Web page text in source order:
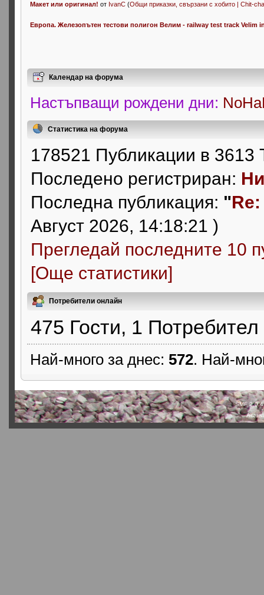
Макет или оригинал! от IvanC (Общи приказки, свързани с хобито | Chit-
Eвропа. Железопътен тестови полигон Велим - railway test track Velim
Календар на форума
Настъпващи рождени дни:
Статистика на форума
178521 Публикации в 3613
Последено регистриран:
Последна публикация: "
Август 2026, 14:18:21 )
Прегледай последните 10
[Още статистики]
Потребители онлайн
475 Гости, 1
Най-много за днес: 572. Най-
SMF 2.0.4